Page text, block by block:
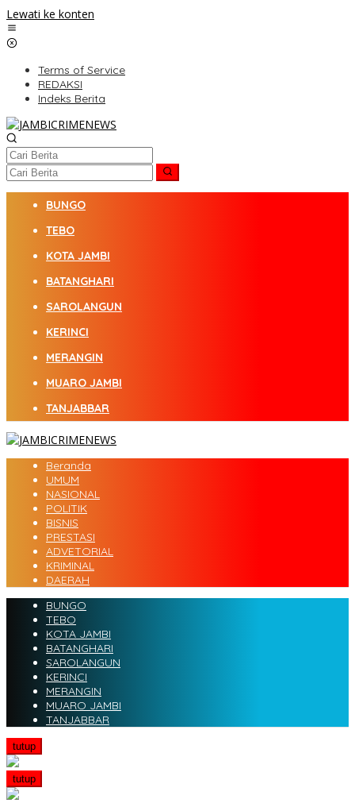
Lewati ke konten
Terms of Service
REDAKSI
Indeks Berita
BUNGO
TEBO
KOTA JAMBI
BATANGHARI
SAROLANGUN
KERINCI
MERANGIN
MUARO JAMBI
TANJABBAR
Beranda
UMUM
NASIONAL
POLITIK
BISNIS
PRESTASI
ADVETORIAL
KRIMINAL
DAERAH
BUNGO
TEBO
KOTA JAMBI
BATANGHARI
SAROLANGUN
KERINCI
MERANGIN
MUARO JAMBI
TANJABBAR
tutup
tutup